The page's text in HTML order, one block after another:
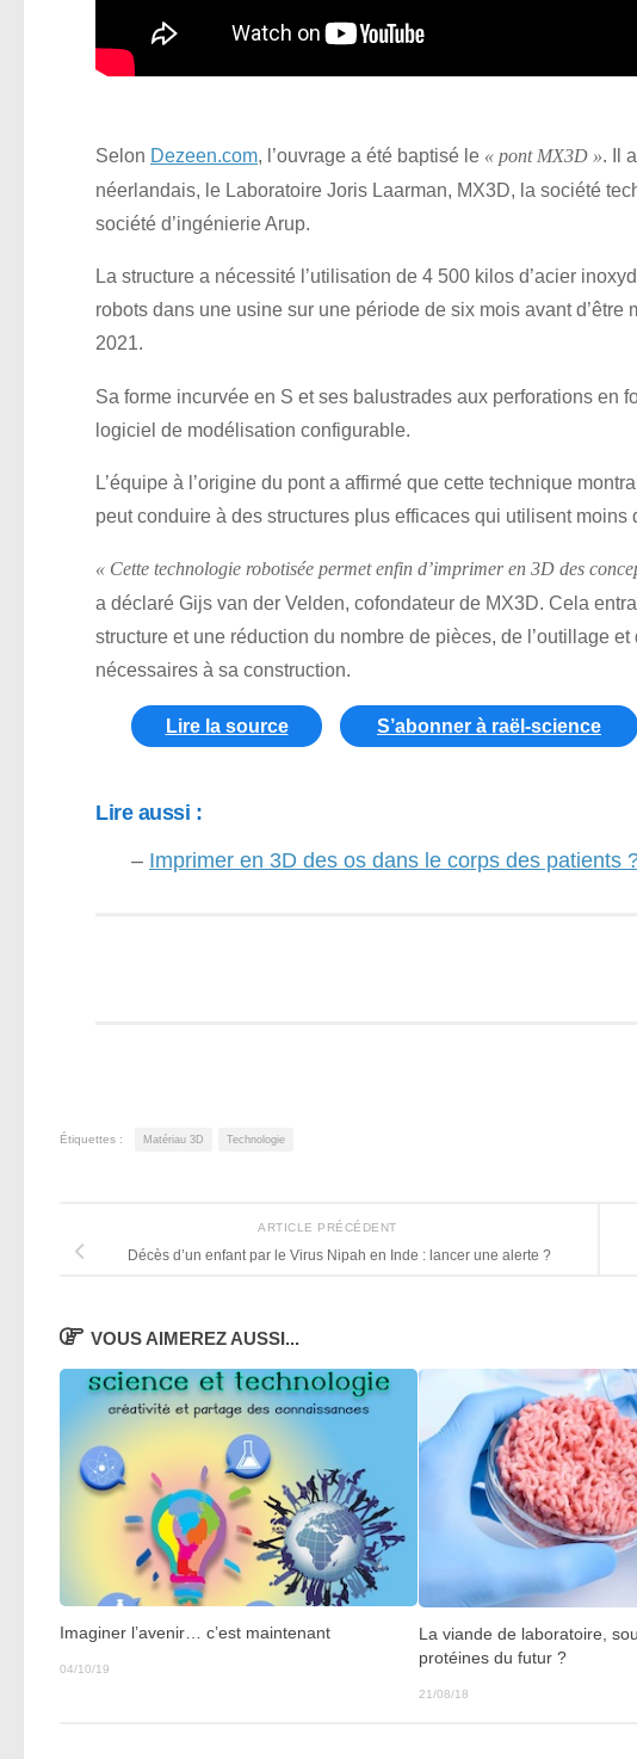
Selon Dezeen.com, l’ouvrage a été baptisé le « pont MX3D ». Il
néerlandais, le Laboratoire Joris Laarman, MX3D, la société
société d’ingénierie Arup.
La structure a nécessité l’utilisation de 4 500 kilos d’acier
robots dans une usine sur une période de six mois avant
2021.
Sa forme incurvée en S et ses balustrades aux perforations en
logiciel de modélisation configurable.
L’équipe à l’origine du pont a affirmé que cette technique
peut conduire à des structures plus efficaces qui utilisent moins
« Cette technologie robotisée permet enfin d’imprimer en 3D des
a déclaré Gijs van der Velden, cofondateur de MX3D. Cela
structure et une réduction du nombre de pièces, de l’outillage
nécessaires à sa construction.
Lire la source S’abonner à raël-science
Lire aussi :
– Imprimer en 3D des os dans le corps des patients
Étiquettes : Matériau 3D Technologie
ARTICLE PRÉCÉDENT
Décès d’un enfant par le Virus Nipah en Inde : lancer une alerte ?
VOUS AIMEREZ AUSSI...
Imaginer l’avenir… c’est maintenant
04/10/19
La viande de laboratoire,
protéines du futur ?
21/08/18